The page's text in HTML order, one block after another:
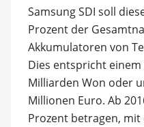
Samsung SDI soll
Prozent der
Akkumulatoren von
Dies entspricht
Milliarden Won oder
Millionen Euro. Ab
Prozent betragen,